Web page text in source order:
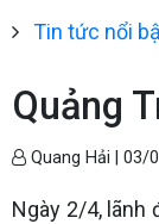
Tin tức nổi
Quảng
Quang Hải | 03/
Ngày 2/4, lãnh